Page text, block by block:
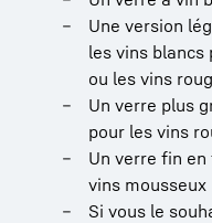
Une version
les vins blancs
ou les vins
Un verre plus
pour les vins
Un verre fin
vins mousseux
Si vous le